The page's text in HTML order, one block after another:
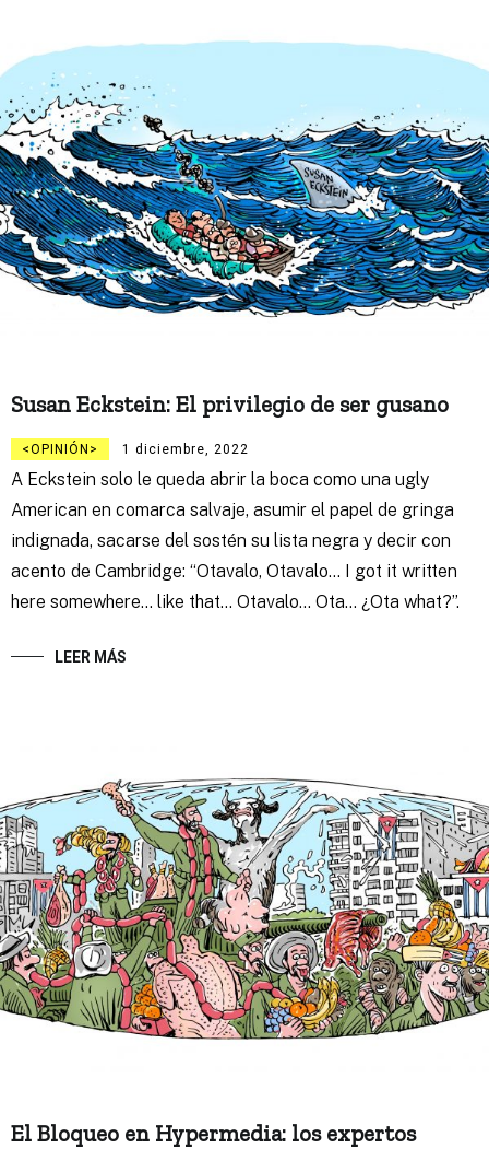
Susan Eckstein: El privilegio de ser gusano
OPINIÓN 1 diciembre, 2022
A Eckstein solo le queda abrir la boca como una ugly
American en comarca salvaje, asumir el papel de gringa
indignada, sacarse del sostén su lista negra y decir con
acento de Cambridge: “Otavalo, Otavalo… I got it written
here somewhere… like that… Otavalo… Ota… ¿Ota what?”.
LEER MÁS
El Bloqueo en Hypermedia: los expertos